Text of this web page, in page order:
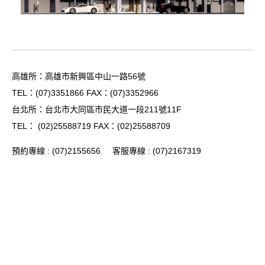
高雄所：高雄市新興區中山一路56號
TEL： (07)3351866 FAX：(07)3352966
台北所：台北市大同區市民大道一段211號11F
TEL：
(02)25588719 FAX：(02)25588709
預約專線 : (07)2155656 客服專線 : (07)2167319